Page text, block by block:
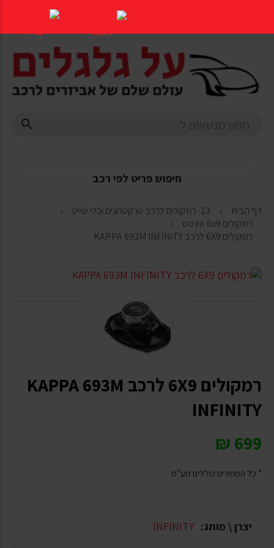
העמוד
חיפוש פריט לפי רכב
דף הבית
13- רמקולים לרכב טרקטרונים וכלי שייט
רמקולים 6x9 אינטש
רמקולים 6X9 לרכב KAPPA 693M INFINITY
רמקולים 6X9 לרכב KAPPA 693M
INFINITY
699
₪
* כל המחירים כוללים מע"מ
יצרן \ מותג: INFINITY